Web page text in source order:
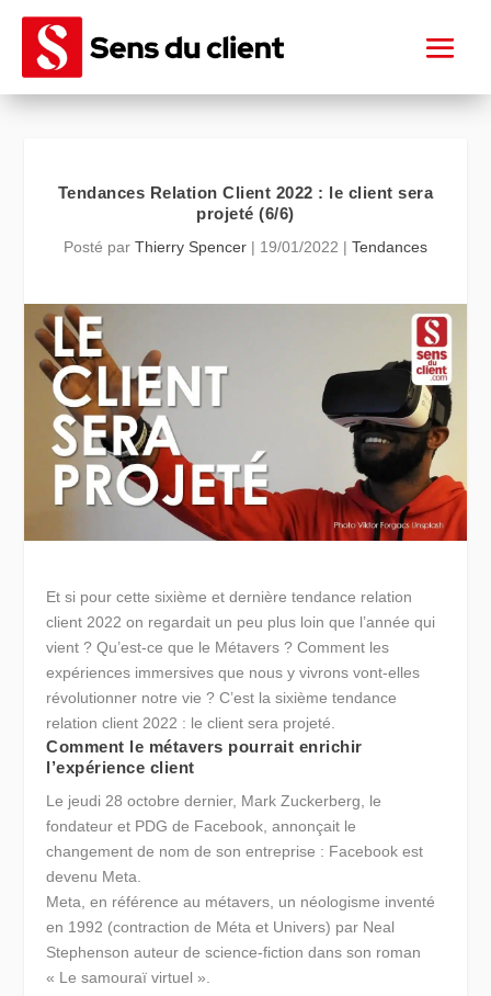
Tendances Relation Client 2022 : le client sera
projeté (6/6)
Posté par Thierry Spencer | 19/01/2022 | Tendances
Et si pour cette sixième et dernière tendance relation
client 2022 on regardait un peu plus loin que l’année qui
vient ? Qu’est-ce que le Métavers ? Comment les
expériences immersives que nous y vivrons vont-elles
révolutionner notre vie ? C’est la sixième tendance
relation client 2022 : le client sera projeté.
Comment le métavers pourrait enrichir
l’expérience client
Le jeudi 28 octobre dernier, Mark Zuckerberg, le
fondateur et PDG de Facebook, annonçait le
changement de nom de son entreprise : Facebook est
devenu Meta.
Meta, en référence au métavers, un néologisme inventé
en 1992 (contraction de Méta et Univers) par Neal
Stephenson auteur de science-fiction dans son roman
« Le samouraï virtuel ».